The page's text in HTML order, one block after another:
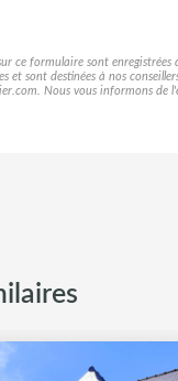
ce formulaire sont
et sont destinées à nos
Nous vous informons de